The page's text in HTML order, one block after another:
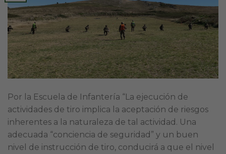
Por la Escuela de Infantería “La ejecución de
actividades de tiro implica la aceptación de riesgos
inherentes a la naturaleza de tal actividad. Una
adecuada “conciencia de seguridad” y un buen
nivel de instrucción de tiro, conducirá a que el nivel